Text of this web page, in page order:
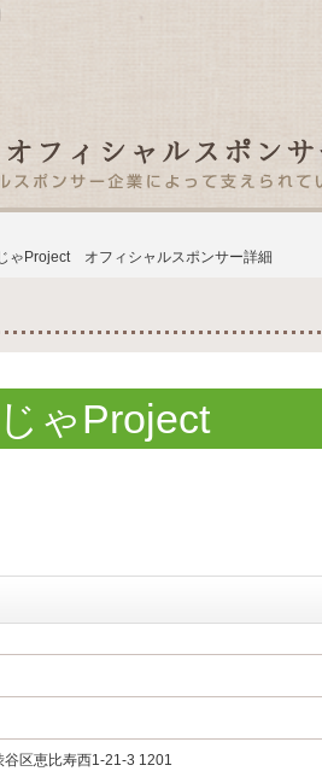
ゃProject オフィシャルスポンサー詳細
ゃProject
区恵比寿西1-21-3 1201